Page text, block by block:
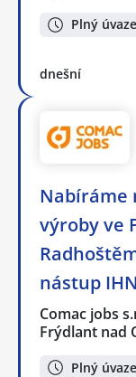
Plný
dnešní
Nabíráme
výroby ve
nástup
Comac jobs
Frýdlant nad
Plný